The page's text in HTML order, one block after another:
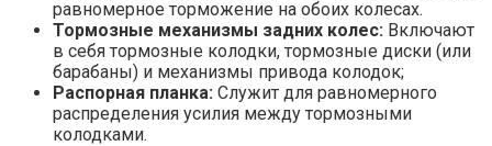
равномерное торможение на обоих колесах.
Тормозные механизмы задних колес: Включают
в себя тормозные колодки, тормозные диски (или
барабаны) и механизмы привода колодок;
Распорная планка: Служит для равномерного
распределения усилия между тормозными
колодками.